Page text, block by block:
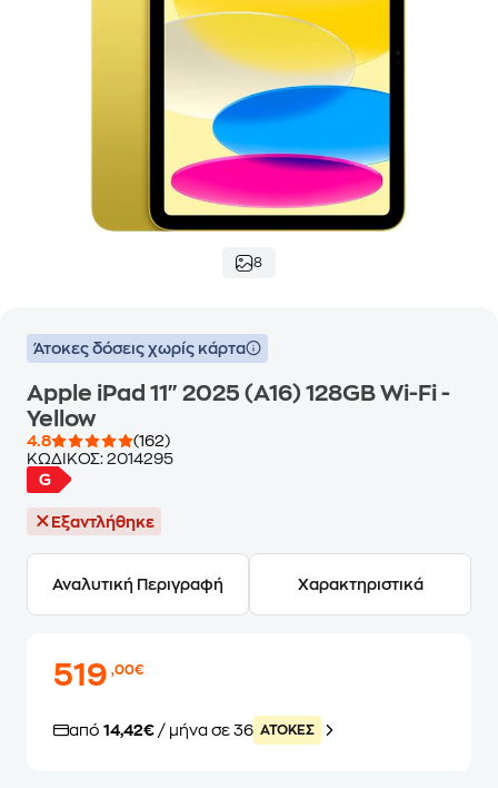
8
Άτοκες δόσεις χωρίς κάρτα
Apple iPad 11" 2025 (A16) 128GB Wi-Fi -
Yellow
4.8
(162)
ΚΩΔΙΚΟΣ: 2014295
Εξαντλήθηκε
Αναλυτική Περιγραφή Χαρακτηριστικά
519,00€
από 14,42€ / μήνα σε 36 ATOKEΣ